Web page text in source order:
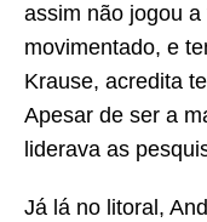
assim não jogou
movimentado, e
Krause, acredita
Apesar de ser a
liderava as
Já lá no litoral,